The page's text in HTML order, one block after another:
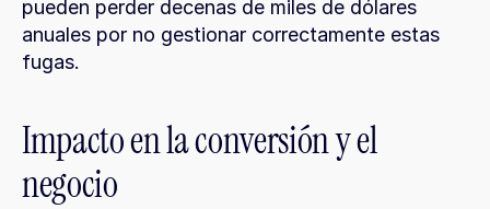
pueden perder decenas de miles de dólares
anuales por no gestionar correctamente estas
fugas.
Impacto en la conversión y el
negocio